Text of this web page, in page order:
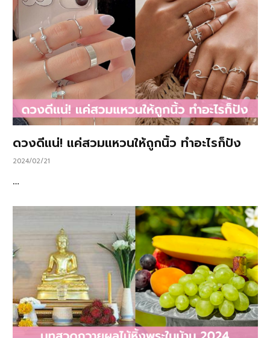
ดวงดีแน่! แค่สวมแหวนให้ถูกนิ้ว ทำอะไรก็ปัง
2024/02/21
…